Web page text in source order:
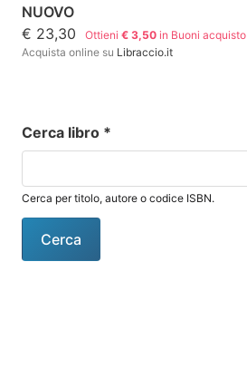
NUOVO
€ 23,30
Ottieni€ 3,50 in Buoni acquisto
Acquista online su Libraccio.it
Cerca libro *
Cerca per titolo, autore o codice ISBN.